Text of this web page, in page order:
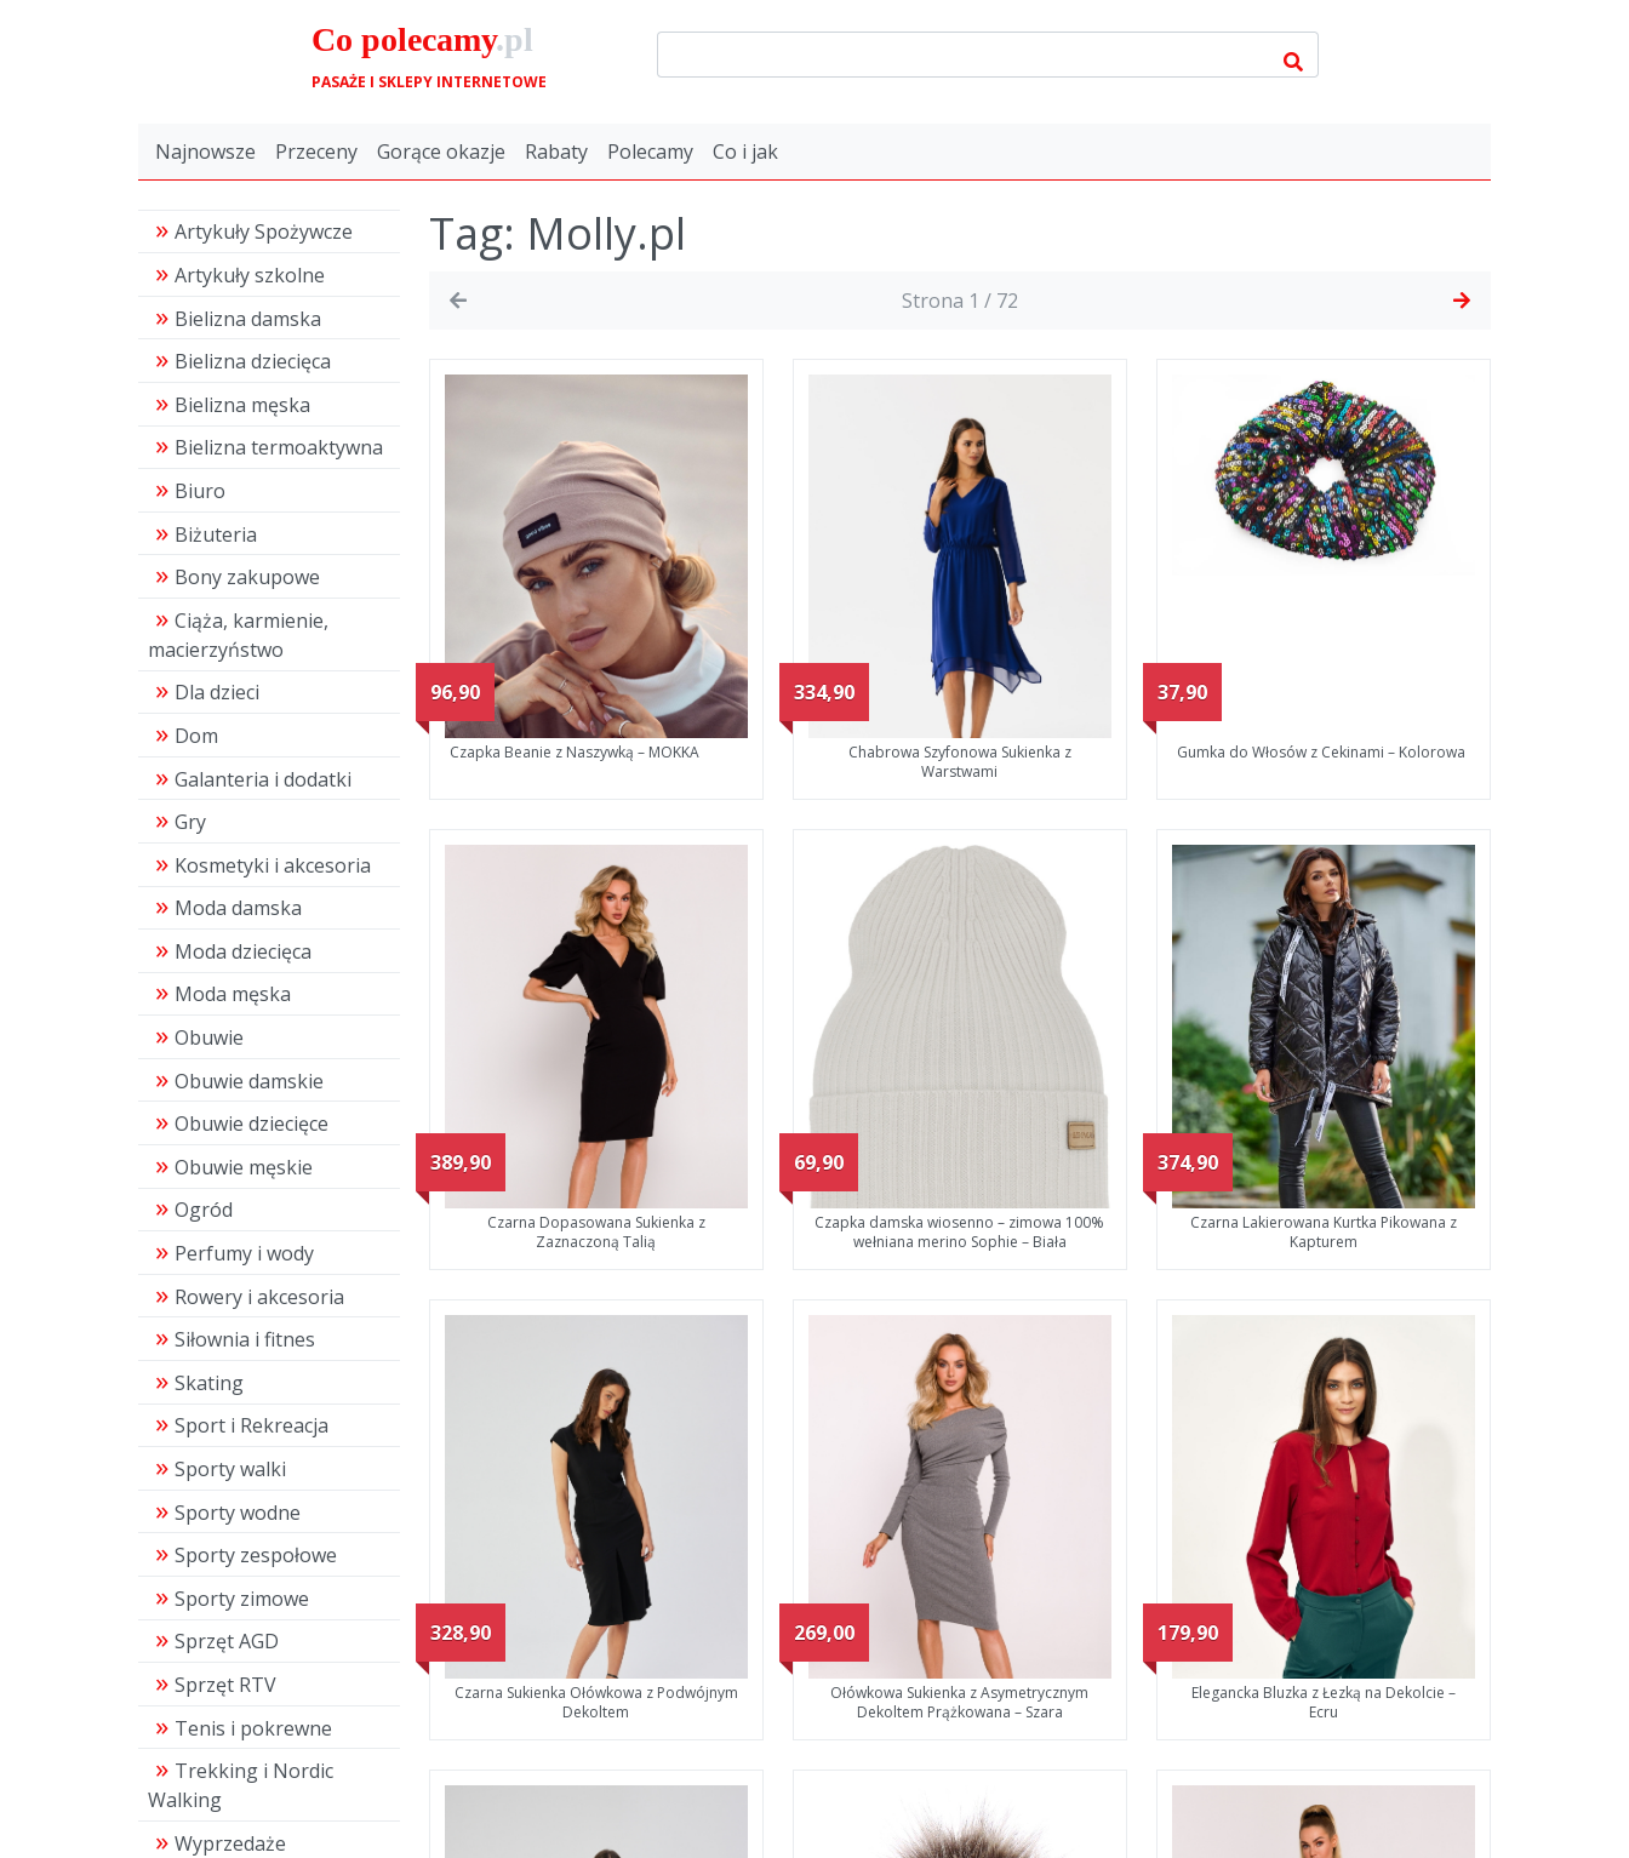
Co polecamy.pl
PASAŻE I SKLEPY INTERNETOWE
Najnowsze Przeceny Gorące okazje Rabaty Polecamy Co i jak
Artykuły Spożywcze
Artykuły szkolne
Bielizna damska
Bielizna dziecięca
Bielizna męska
Bielizna termoaktywna
Biuro
Biżuteria
Bony zakupowe
Ciąża, karmienie,
macierzyństwo
Dla dzieci
Dom
Galanteria i dodatki
Gry
Kosmetyki i akcesoria
Moda damska
Moda dziecięca
Moda męska
Obuwie
Obuwie damskie
Obuwie dziecięce
Obuwie męskie
Ogród
Perfumy i wody
Rowery i akcesoria
Siłownia i fitnes
Skating
Sport i Rekreacja
Sporty walki
Sporty wodne
Sporty zespołowe
Sporty zimowe
Sprzęt AGD
Sprzęt RTV
Tenis i pokrewne
Trekking i Nordic
Walking
Wyprzedaże
Tag: Molly.pl
Strona 1 / 72
96,90
Czapka Beanie z Naszywką – MOKKA
334,90
Chabrowa Szyfonowa Sukienka z
Warstwami
37,90
Gumka do Włosów z Cekinami – Kolorowa
389,90
Czarna Dopasowana Sukienka z
Zaznaczoną Talią
69,90
Czapka damska wiosenno – zimowa 100%
wełniana merino Sophie – Biała
374,90
Czarna Lakierowana Kurtka Pikowana z
Kapturem
328,90
Czarna Sukienka Ołówkowa z Podwójnym
Dekoltem
269,00
Ołówkowa Sukienka z Asymetrycznym
Dekoltem Prążkowana – Szara
179,90
Elegancka Bluzka z Łezką na Dekolcie –
Ecru